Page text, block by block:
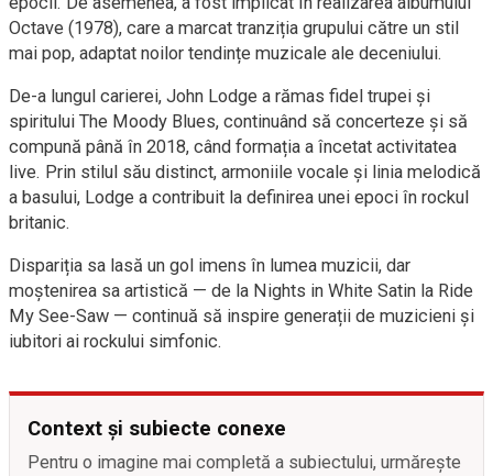
Octave (1978), care a marcat tranziția grupului către un stil
mai pop, adaptat noilor tendințe muzicale ale deceniului.
De-a lungul carierei, John Lodge a rămas fidel trupei și
spiritului The Moody Blues, continuând să concerteze și să
compună până în 2018, când formația a încetat activitatea
live. Prin stilul său distinct, armoniile vocale și linia melodică
a basului, Lodge a contribuit la definirea unei epoci în rockul
britanic.
Dispariția sa lasă un gol imens în lumea muzicii, dar
moștenirea sa artistică — de la Nights in White Satin la Ride
My See-Saw — continuă să inspire generații de muzicieni și
iubitori ai rockului simfonic.
Context și subiecte conexe
Pentru o imagine mai completă a subiectului, urmărește